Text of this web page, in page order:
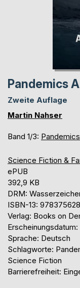
Pandemics
Zweite Auflage
Martin Nahser
Band 1/3: Pandemics
Science Fiction &
ePUB
392,9 KB
DRM:
ISBN-13:
Verlag: Books on
Erscheinungsdatum:
Sprache: Deutsch
Schlagworte:
Science Fiction
Barrierefreiheit: